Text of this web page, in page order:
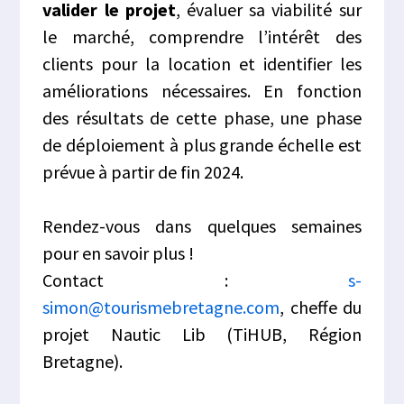
valider le projet, évaluer sa viabilité sur
le marché, comprendre l’intérêt des
clients pour la location et identifier les
améliorations nécessaires. En fonction
des résultats de cette phase, une phase
de déploiement à plus grande échelle est
prévue à partir de fin 2024.
Rendez-vous dans quelques semaines
pour en savoir plus !
Contact : s-
simon@tourismebretagne.com, cheffe du
projet Nautic Lib (TiHUB, Région
Bretagne).